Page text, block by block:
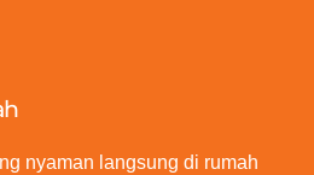
nyaman langsung di rumah